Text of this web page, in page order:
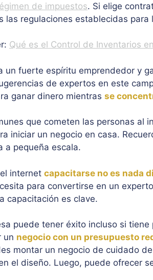
de impuestos. Si elige
las regulaciones establecidas para
Qué es el Control de Inventarios
un fuerte espíritu emprendedor y
de expertos en este
ganar dinero mientras se
que cometen las personas al
iniciar un negocio en casa.
a pequeña escala.
internet capacitarse no es nada
para convertirse en un
capacitación es clave.
puede tener éxito incluso si
un negocio con un presupuesto
montar un negocio de cuidado
el diseño. Luego, puede ofrecer